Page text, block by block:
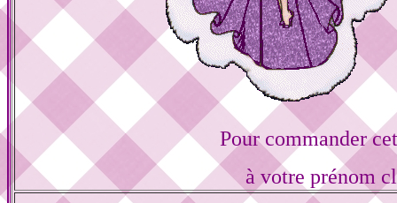
Pour commander
à votre prénom